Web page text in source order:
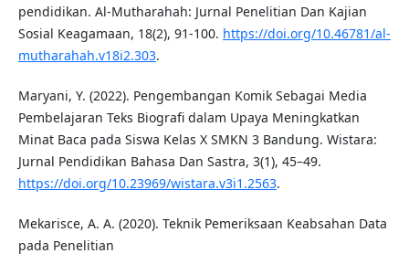
pendidikan. Al-Mutharahah: Jurnal Penelitian Dan Kajian
Sosial Keagamaan, 18(2), 91-100. https://doi.org/10.46781/al-
mutharahah.v18i2.303.
Maryani, Y. (2022). Pengembangan Komik Sebagai Media
Pembelajaran Teks Biografi dalam Upaya Meningkatkan
Minat Baca pada Siswa Kelas X SMKN 3 Bandung. Wistara:
Jurnal Pendidikan Bahasa Dan Sastra, 3(1), 45–49.
https://doi.org/10.23969/wistara.v3i1.2563.
Mekarisce, A. A. (2020). Teknik Pemeriksaan Keabsahan Data
pada Penelitian